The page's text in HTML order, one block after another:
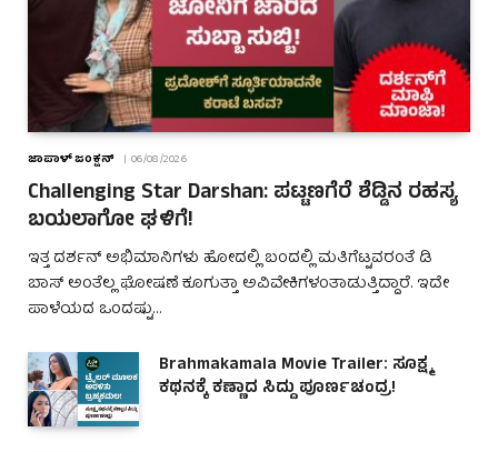
ಜಾಪಾಳ್ ಜಂಕ್ಷನ್ 06/08/2026
Challenging Star Darshan: ಪಟ್ಟಣಗೆರೆ ಶೆಡ್ಡಿನ ರಹಸ್ಯ
ಬಯಲಾಗೋ ಘಳಿಗೆ!
ಇತ್ತ ದರ್ಶನ್ ಅಭಿಮಾನಿಗಳು ಹೋದಲ್ಲಿ ಬಂದಲ್ಲಿ ಮತಿಗೆಟ್ಟವರಂತೆ ಡಿ
ಬಾಸ್ ಅಂತೆಲ್ಲ ಘೋಷಣೆ ಕೂಗುತ್ತಾ ಅವಿವೇಕಿಗಳಂತಾಡುತ್ತಿದ್ದಾರೆ. ಇದೇ
ಪಾಳೆಯದ ಒಂದಷ್ಟು…
Brahmakamala Movie Trailer: ಸೂಕ್ಷ್ಮ
ಕಥನಕ್ಕೆ ಕಣ್ಣಾದ ಸಿದ್ದು ಪೂರ್ಣಚಂದ್ರ!